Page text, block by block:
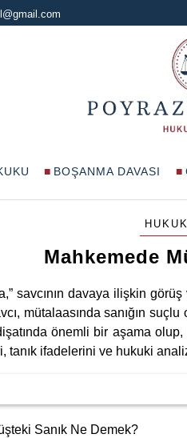
BOŞANMA DAVASI
Mahkemede
savcının davaya ilişkin
mütalaasında sanığın
önemli bir aşama
tanık ifadelerini ve hukuki
Sanık Ne Demek?